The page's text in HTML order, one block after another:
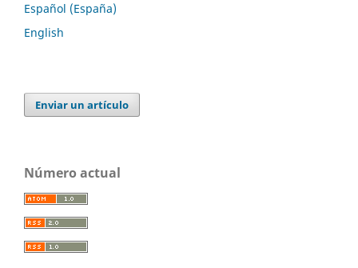
Español (España)
English
Enviar un artículo
Número actual